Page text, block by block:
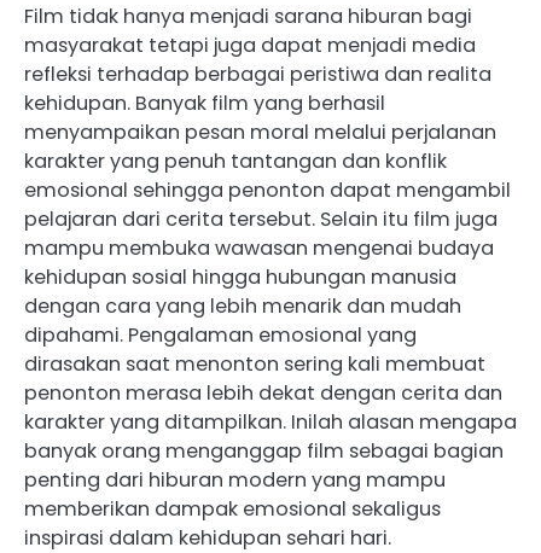
Film tidak hanya menjadi sarana hiburan bagi
masyarakat tetapi juga dapat menjadi media
refleksi terhadap berbagai peristiwa dan realita
kehidupan. Banyak film yang berhasil
menyampaikan pesan moral melalui perjalanan
karakter yang penuh tantangan dan konflik
emosional sehingga penonton dapat mengambil
pelajaran dari cerita tersebut. Selain itu film juga
mampu membuka wawasan mengenai budaya
kehidupan sosial hingga hubungan manusia
dengan cara yang lebih menarik dan mudah
dipahami. Pengalaman emosional yang
dirasakan saat menonton sering kali membuat
penonton merasa lebih dekat dengan cerita dan
karakter yang ditampilkan. Inilah alasan mengapa
banyak orang menganggap film sebagai bagian
penting dari hiburan modern yang mampu
memberikan dampak emosional sekaligus
inspirasi dalam kehidupan sehari hari.